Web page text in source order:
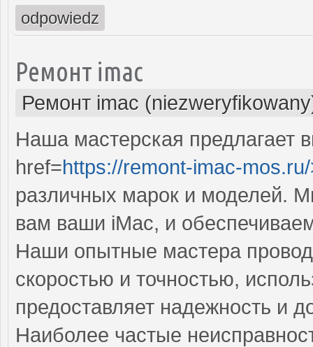
odpowiedz
Ремонт imac
Ремонт imac
Наша мастерская предлагает
href=https://remont-imac-
различных марок и моделей.
вам ваши iMac, и
Наши опытные мастера
скоростью и точностью,
предоставляет надежность и
Наиболее частые